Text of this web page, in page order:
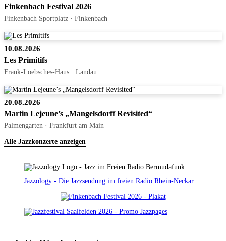
Finkenbach Festival 2026
Finkenbach Sportplatz · Finkenbach
10.08.2026
Les Primitifs
Frank-Loebsches-Haus · Landau
20.08.2026
Martin Lejeune’s „Mangelsdorff Revisited“
Palmengarten · Frankfurt am Main
Alle Jazzkonzerte anzeigen
Jazzology - Die Jazzsendung im freien Radio Rhein-Neckar